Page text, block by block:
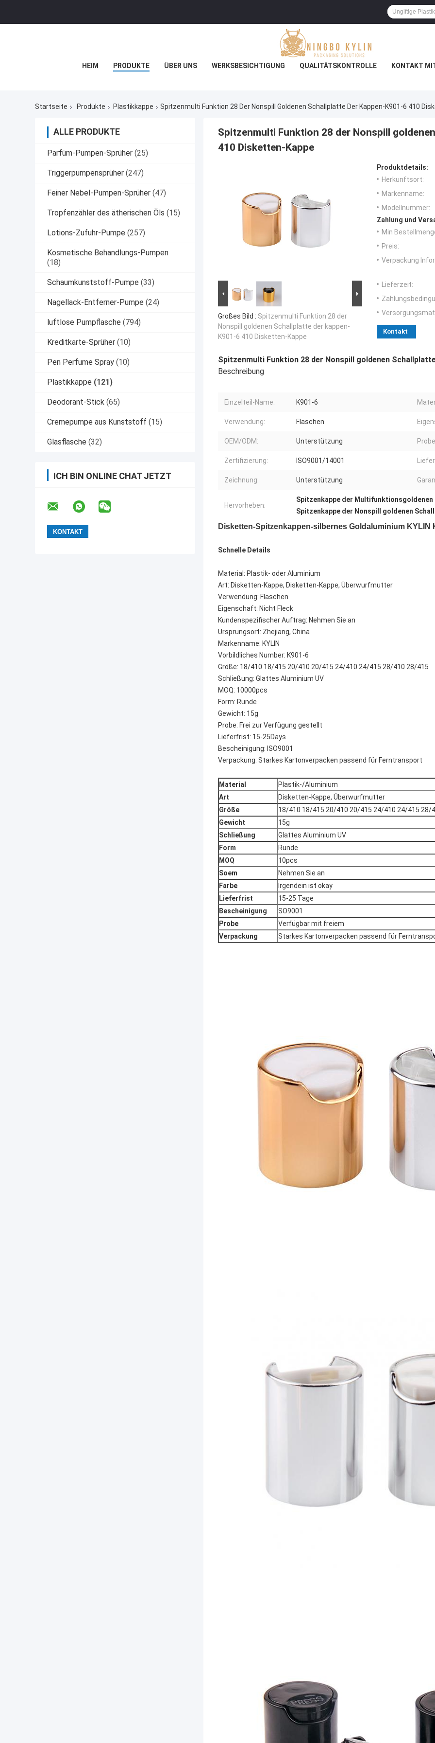
HEIM PRODUKTE ÜBER UNS WERKSBESICHTIGUNG QUALITÄTSKONTROLLE KONTAKT
Startseite Produkte Plastikkappe Spitzenmulti Funktion 28 Der Nonspill Goldenen Schallplatte Der Kappen-K901-6 410
ALLE PRODUKTE
Parfüm-Pumpen-Sprüher (25)
Triggerpumpensprüher (247)
Feiner Nebel-Pumpen-Sprüher (47)
Tropfenzähler des ätherischen Öls (15)
Lotions-Zufuhr-Pumpe (257)
Kosmetische Behandlungs-Pumpen
(18)
Schaumkunststoff-Pumpe (33)
Nagellack-Entferner-Pumpe (24)
luftlose Pumpflasche (794)
Kreditkarte-Sprüher (10)
Pen Perfume Spray (10)
Plastikkappe (121)
Deodorant-Stick (65)
Cremepumpe aus Kunststoff (15)
Glasflasche (32)
ICH BIN ONLINE CHAT JETZT
Spitzenmulti Funktion 28 der Nonspill
410 Disketten-Kappe
Großes Bild : Spitzenmulti Funktion 28 der
Nonspill goldenen Schallplatte der kappen-
K901-6 410 Disketten-Kappe
Produktdetails:
Herkunftsort:
Markenname:
Modellnummer:
Zahlung und
Min
Preis:
Verpackung
Lieferzeit:
Kontakt
Spitzenmulti Funktion 28 der Nonspill goldenen
Beschreibung
Einzelteil-Name: K901-6
Verwendung: Flaschen
OEM/ODM: Unterstützung
Zertifizierung: ISO9001/14001
Zeichnung: Unterstützung
Hervorheben:
Spitzenkappe der
Spitzenkappe der Nonspill goldenen
Disketten-Spitzenkappen-silbernes Goldaluminium KYLIN
Schnelle Details
Material: Plastik- oder Aluminium
Art: Disketten-Kappe, Disketten-Kappe, Überwurfmutter
Verwendung: Flaschen
Eigenschaft: Nicht Fleck
Kundenspezifischer Auftrag: Nehmen Sie an
Ursprungsort: Zhejiang, China
Markenname: KYLIN
Vorbildliches Number: K901-6
Größe: 18/410 18/415 20/410 20/415 24/410 24/415 28/410 28/415
Schließung: Glattes Aluminium UV
MOQ: 10000pcs
Form: Runde
Gewicht: 15g
Probe: Frei zur Verfügung gestellt
Lieferfrist: 15-25Days
Bescheinigung: ISO9001
Verpackung: Starkes Kartonverpacken passend für Ferntransport
Material
Plastik-/Aluminium
Art
Disketten-Kappe, Überwurfmutter
Größe
18/410 18/415 20/410 20/415 24/410 24/415 28/
Gewicht
15g
Schließung
Glattes Aluminium UV
Form
Runde
MOQ
10pcs
Soem
Nehmen Sie an
Farbe
Irgendein ist okay
Lieferfrist
15-25 Tage
Bescheinigung
SO9001
Probe
Verfügbar mit freiem
Verpackung
Starkes Kartonverpacken passend für